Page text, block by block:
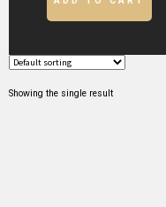
Showing the single result